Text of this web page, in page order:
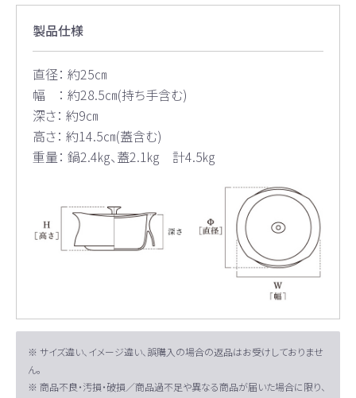
製品仕様
直径： 約25㎝
幅 ： 約28.5㎝(持ち手含む)
深さ： 約9㎝
高さ： 約14.5㎝(蓋含む)
重量： 鍋2.4㎏、蓋2.1㎏ 計4.5㎏
※ サイズ違い、イメージ違い、誤購入の場合の返品はお受けしておりませ
ん。
※ 商品不良・汚損・破損／商品過不足や異なる商品が届いた場合に限り、